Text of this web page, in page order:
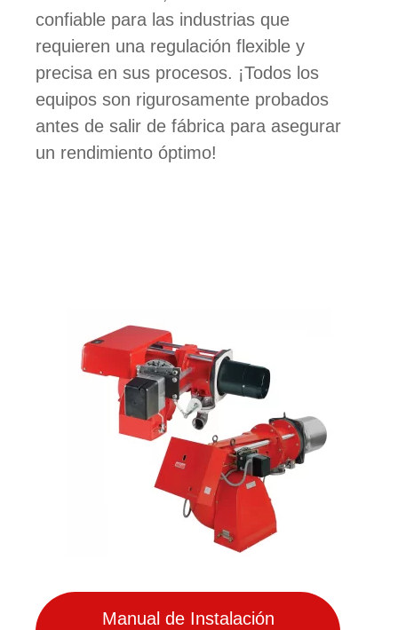
confiable para las industrias que
requieren una regulación flexible y
precisa en sus procesos. ¡Todos los
equipos son rigurosamente probados
antes de salir de fábrica para asegurar
un rendimiento óptimo!
Manual de Instalación